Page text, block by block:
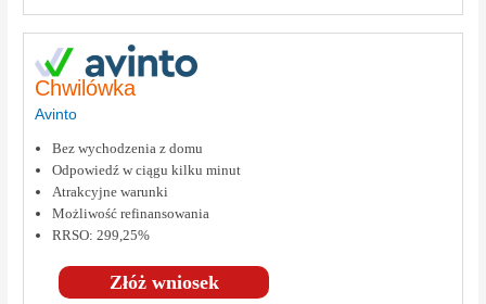
Chwilówka
Avinto
Złóż wniosek
Bez wychodzenia z domu
Odpowiedź w ciągu kilku minut
Atrakcyjne warunki
Możliwość refinansowania
RRSO: 299,25%